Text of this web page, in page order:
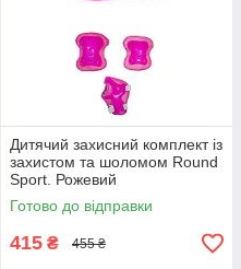
Дитячий захисний комплект із
захистом та шоломом Round
Sport. Рожевий
Готово до відправки
415 ₴ 455 ₴